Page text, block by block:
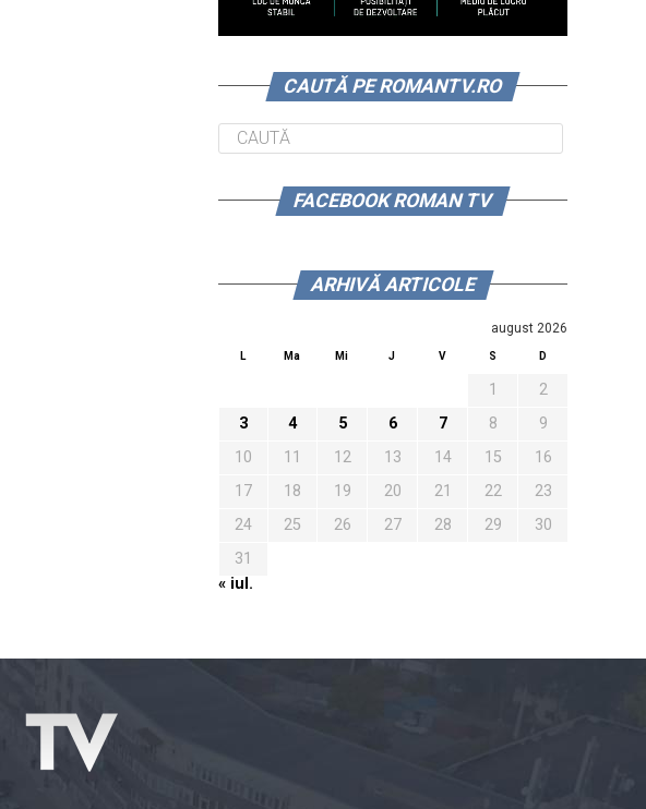
CAUTĂ PE ROMANTV.RO
FACEBOOK ROMAN TV
ARHIVĂ ARTICOLE
august 2026
L Ma Mi J V S D
1
2
3
4 5 6 7 8
9
10
11 12 13 14 15
16
17
18 19 20 21 22
23
24
25 26 27 28 29
30
31
« iul.